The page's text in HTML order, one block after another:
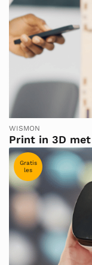
WISMON
Print in 3D
Gratis
les